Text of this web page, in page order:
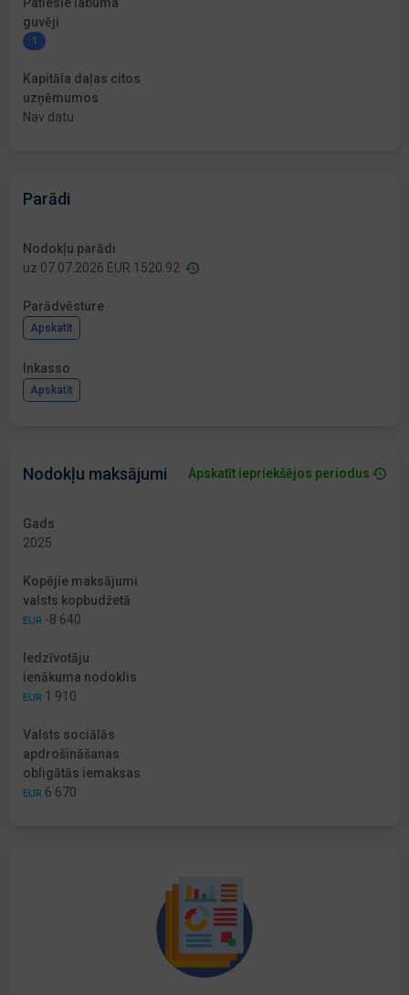
Patiesie labuma
guvēji
1
Kapitāla daļas citos
uzņēmumos
Nav datu
Parādi
Nodokļu parādi
uz 07.07.2026 EUR 1520.92
Parādvēsture
Apskatīt
Inkasso
Apskatīt
Nodokļu maksājumi Apskatīt iepriekšējos periodus
Gads
2025
Kopējie maksājumi
valsts kopbudžetā
EUR -8 640
Iedzīvotāju
ienākuma nodoklis
EUR 1 910
Valsts sociālās
apdrošināšanas
obligātās iemaksas
EUR 6 670